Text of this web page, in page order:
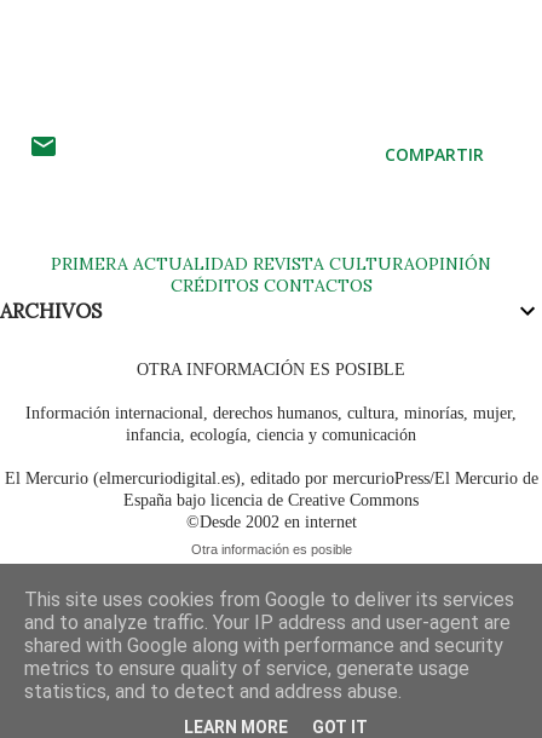
COMPARTIR
PRIMERA ACTUALIDAD REVISTA CULTURAOPINIÓN
CRÉDITOSCONTACTOS
ARCHIVOS
OTRA INFORMACIÓN ES POSIBLE
Información internacional, derechos humanos, cultura, minorías, mujer,
infancia, ecología, ciencia y comunicación
El Mercurio (elmercuriodigital.es), editado por mercurioPress/El Mercurio de
España bajo licencia de Creative Commons
©Desde 2002 en internet
Otra información es posible
This site uses cookies from Google to deliver its services
and to analyze traffic. Your IP address and user-agent are
shared with Google along with performance and security
metrics to ensure quality of service, generate usage
statistics, and to detect and address abuse.
LEARN MORE GOT IT